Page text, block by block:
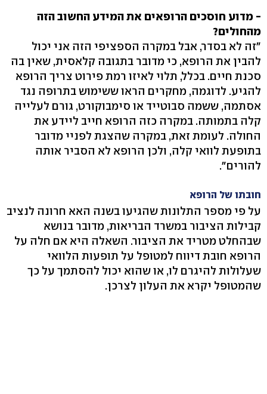
- מדוע חוסכים הרופאים את המידע החשוב הזה
מהחולים?
"זה לא בסדר, אבל במקרה הספציפי הזה אני יכול
להבין את הרופא, כי מדובר בתגובה קלאסית, שאין בה
סכנת חיים. בכלל, תלוי לאיזו רמת פירוט צריך הרופא
להגיע. לדוגמה, מחקרים הראו ששימוש בתרופה נגד
אסתמה, ששמה סבוטייד או סימבוקורט, גורם לעלייה
קלה בתמותה. במקרה כזה הרופא חייב ליידע את
החולה. לעומת זאת, במקרה שהצגת לפניי מדובר
בתופעת לוואי קלה, ולכן הרופא לא הסביר אותה
להורים‭."‬
חובתו של הרופא
על פי מספר התלונות שהגיעו בשנה האא חרונה לנציב
קבילות הציבור במשרד הבריאות, מדובר בנושא
שבהחלט מטריד את הציבור. השאלה היא אם חלה על
הרופא חובת דיווח למטופל על תופעות הלוואי
שעלולות להיגרם לו, או שהוא יכול להסתמך על כך
שהמטופל יקרא את העלון לצרכן.